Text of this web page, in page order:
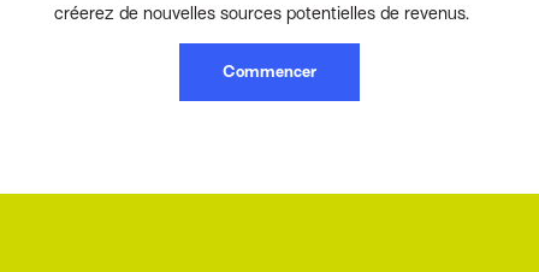
créerez de nouvelles sources potentielles de revenus.
Commencer